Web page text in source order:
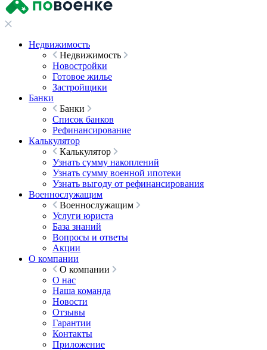
Недвижимость
Недвижимость
Новостройки
Готовое жилье
Застройщики
Банки
Банки
Список банков
Рефинансирование
Калькулятор
Калькулятор
Узнать сумму накоплений
Узнать сумму военной ипотеки
Узнать выгоду от рефинансирования
Военнослужащим
Военнослужащим
Услуги юриста
База знаний
Вопросы и ответы
Акции
О компании
О компании
О нас
Наша команда
Новости
Отзывы
Гарантии
Контакты
Приложение